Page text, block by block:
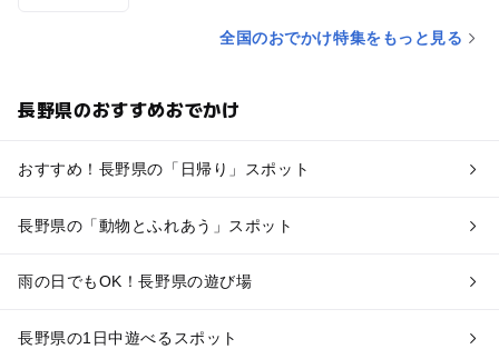
全国のおでかけ特集をもっと見る
長野県のおすすめおでかけ
おすすめ！長野県の「日帰り」スポット
長野県の「動物とふれあう」スポット
雨の日でもOK！長野県の遊び場
長野県の1日中遊べるスポット